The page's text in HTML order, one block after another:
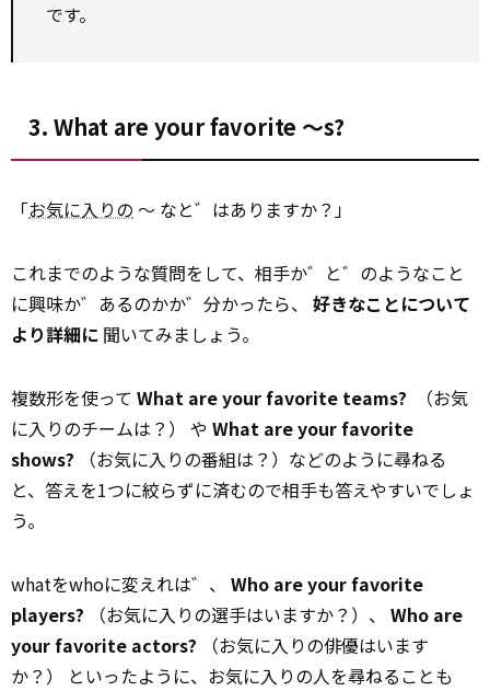
です。
3. What are your favorite ～s?
「お気に入りの ～ なと゛はありますか？」
これまでのような質問をして、相手か゛と゛のようなこと
に興味か゛あるのかか゛分かったら、 好きなことについて
より詳細に 聞いてみましょう。
複数形を使って What are your favorite teams? （お気
に入りのチームは？） や What are your favorite
shows? （お気に入りの番組は？）などのように尋ねる
と、答えを1つに絞らずに済むので相手も答えやすいでしょ
う。
whatをwhoに変えれは゛、 Who are your favorite
players? （お気に入りの選手はいますか？）、 Who are
your favorite actors? （お気に入りの俳優はいます
か？） といったように、お気に入りの人を尋ねることも